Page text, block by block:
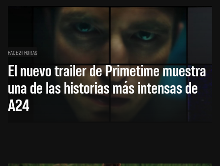
HACE 21 HORAS
El nuevo trailer de Primetime muestra
una de las historias más intensas de
A24